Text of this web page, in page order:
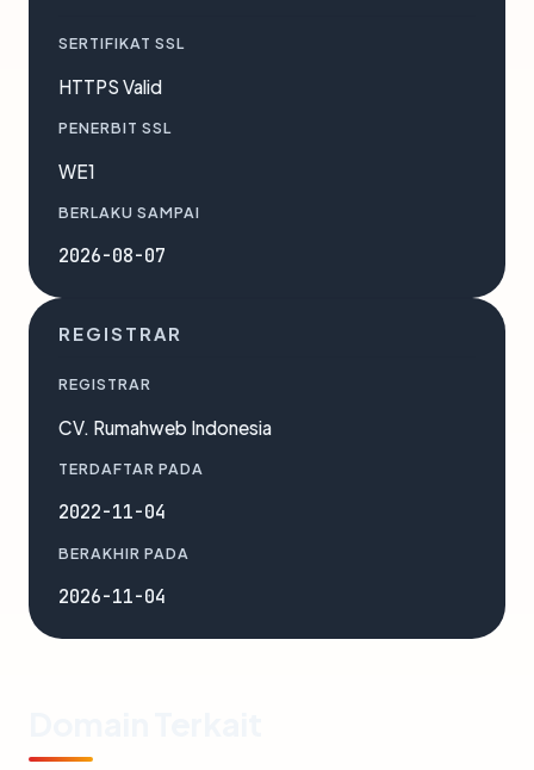
SERTIFIKAT SSL
HTTPS Valid
PENERBIT SSL
WE1
BERLAKU SAMPAI
2026-08-07
REGISTRAR
REGISTRAR
CV. Rumahweb Indonesia
TERDAFTAR PADA
2022-11-04
BERAKHIR PADA
2026-11-04